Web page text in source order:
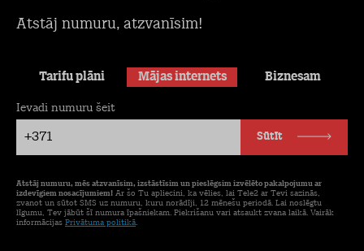
Atstāj numuru, atzvanīsim!
Tarifu plāni Mājas internets Biznesam
+371
Ievadi numuru šeit
Sūtīt
Atstāj numuru, mēs atzvanīsim, izstāstīsim un pieslēgsim izvēlēto pakalpojumu ar
izdevīgiem nosacījumiem! Ar šo Tu apliecini, ka vēlies, lai Tele2 ar Tevi sazinās,
zvanot un sūtot SMS uz numuru, kuru norādīji, 12 mēnešu periodā. Lai noslēgtu
līgumu, Tev jābūt šī numura īpašniekam. Piekrišanu vari atsaukt zvana laikā. Vairāk
informācijas Privātuma politikā.